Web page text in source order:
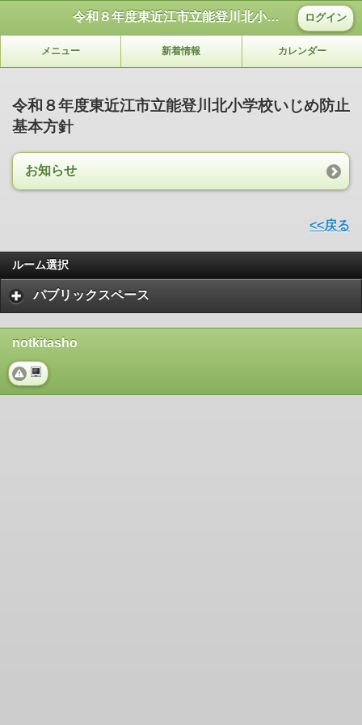
令和８年度東近江市立能登川北小学校いじめ防止基本方針 ログイン
メニュー 新着情報 カレンダー
令和８年度東近江市立能登川北小学校いじめ防止
基本方針
お知らせ
<<戻る
ルーム選択
パブリックスペース
notkitasho